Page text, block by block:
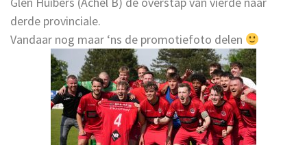
derde provinciale.
Vandaar nog maar ‘ns de promotiefoto delen